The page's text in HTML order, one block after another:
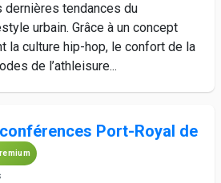
dernières tendances du
urbain. Grâce à un concept
la culture hip-hop, le confort de la
de l’athleisure...
Port-Royal de